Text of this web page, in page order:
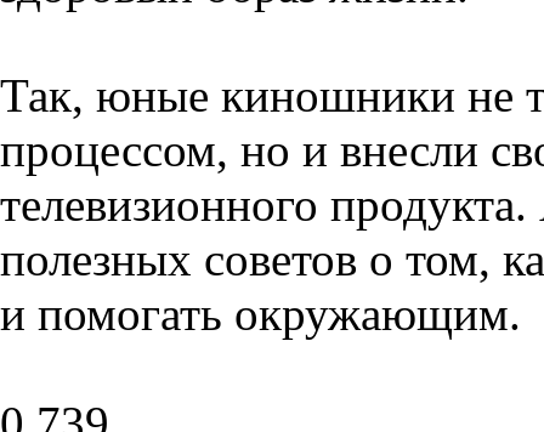
Так, юные киношники не
процессом, но и внесли
телевизионного
полезных советов о том,
и помогать окружающим.